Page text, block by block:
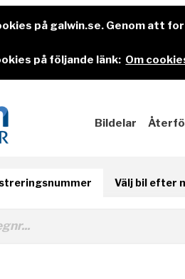
på galwin.se. Genom att
på följande länk: Om
Bildelar
Välj bil efter